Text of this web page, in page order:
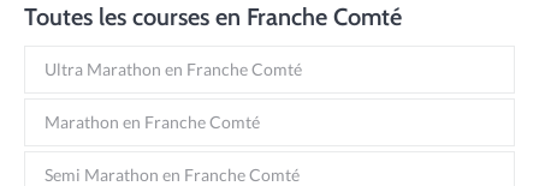
Toutes les courses en Franche Comté
Ultra Marathon en Franche Comté
Marathon en Franche Comté
Semi Marathon en Franche Comté